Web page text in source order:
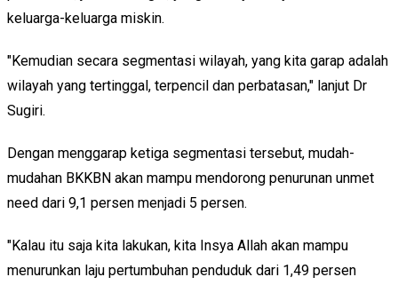
keluarga-keluarga miskin.
"Kemudian secara segmentasi wilayah, yang kita garap adalah
wilayah yang tertinggal, terpencil dan perbatasan," lanjut Dr
Sugiri.
Dengan menggarap ketiga segmentasi tersebut, mudah-
mudahan BKKBN akan mampu mendorong penurunan unmet
need dari 9,1 persen menjadi 5 persen.
"Kalau itu saja kita lakukan, kita Insya Allah akan mampu
menurunkan laju pertumbuhan penduduk dari 1,49 persen